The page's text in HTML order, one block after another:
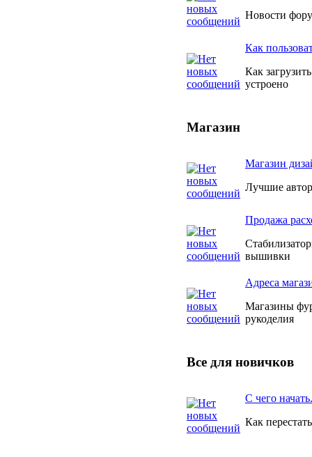
Новости
Как
Как
устроено
Магазин
Магазин
Лучшие
Продажа
вышивки
Адреса
Магазины
рукоделия
Все для новичков
С чего
Как